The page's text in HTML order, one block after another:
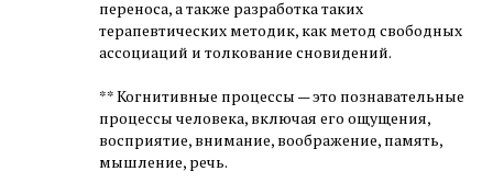
переноса, а также разработка таких
терапевтических методик, как метод свободных
ассоциаций и толкование сновидений.
** Когнитивные процессы — это познавательные
процессы человека, включая его ощущения,
восприятие, внимание, воображение, память,
мышление, речь.